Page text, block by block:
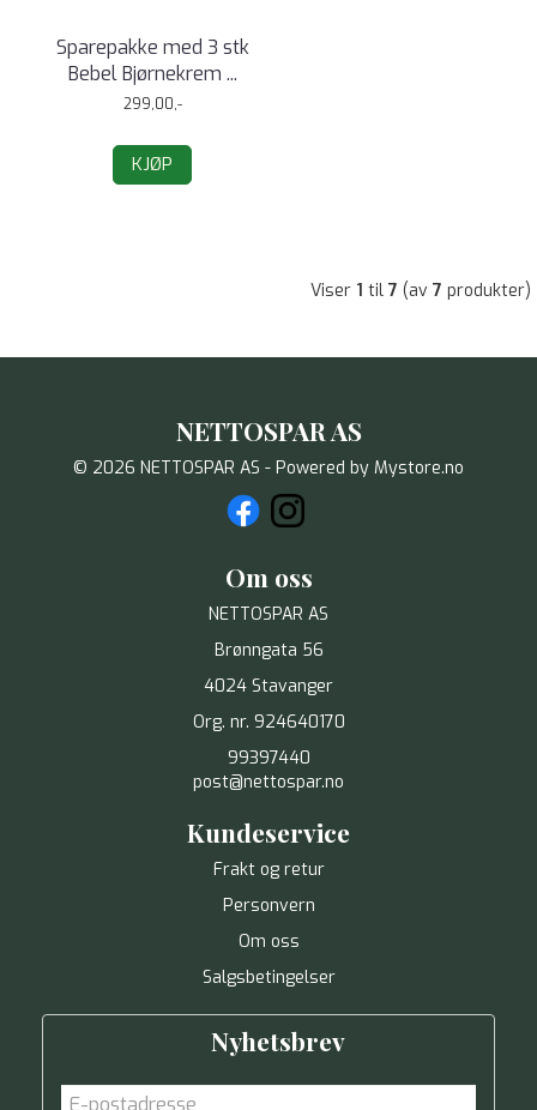
Sparepakke med 3 stk
Bebel Bjørnekrem ...
299,00,-
KJØP
Viser 1 til 7 (av 7 produkter)
NETTOSPAR AS
© 2026 NETTOSPAR AS - Powered by Mystore.no
Om oss
NETTOSPAR AS
Brønngata 56
4024 Stavanger
Org. nr. 924640170
99397440
post@nettospar.no
Kundeservice
Frakt og retur
Personvern
Om oss
Salgsbetingelser
Nyhetsbrev